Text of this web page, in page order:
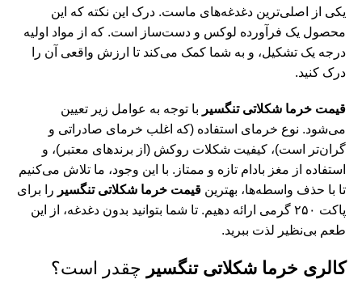
یکی از اصلی‌ترین دغدغه‌های ماست. درک این نکته که این
محصول یک فرآورده لوکس و دست‌ساز است. که از مواد اولیه
درجه یک تشکیل، و به شما کمک می‌کند تا ارزش واقعی آن را
درک کنید.
قیمت خرما شکلاتی تنگسیر با توجه به عوامل زیر تعیین
می‌شود. نوع خرمای استفاده (که اغلب خرمای صادراتی و
گران‌تر است)، کیفیت شکلات روکش (از برندهای معتبر)، و
استفاده از مغز بادام تازه و ممتاز. با این وجود، ما تلاش می‌کنیم
تا با حذف واسطه‌ها، بهترین قیمت خرما شکلاتی تنگسیر را برای
پاکت ۲۵۰ گرمی ارائه دهیم. تا شما بتوانید بدون دغدغه، از این
طعم بی‌نظیر لذت ببرید.
کالری خرما شکلاتی تنگسیر چقدر است؟